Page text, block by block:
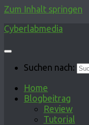
Zum Inhalt springen
Cyberlabmedia
Suchen nach:
Home
Blogbeitrag
Review
Tutorial